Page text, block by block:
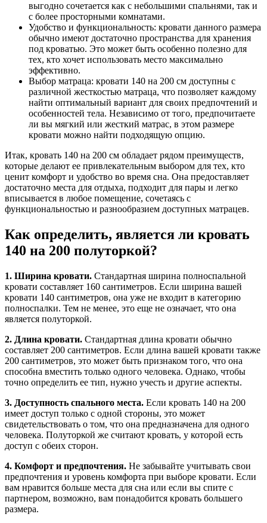
выгодно сочетается как с небольшими спальнями, так и
с более просторными комнатами.
Удобство и функциональность: кровати данного размера
обычно имеют достаточно пространства для хранения
под кроватью. Это может быть особенно полезно для
тех, кто хочет использовать место максимально
эффективно.
Выбор матраца: кровати 140 на 200 см доступны с
различной жесткостью матраца, что позволяет каждому
найти оптимальный вариант для своих предпочтений и
особенностей тела. Независимо от того, предпочитаете
ли вы мягкий или жесткий матрас, в этом размере
кровати можно найти подходящую опцию.
Итак, кровать 140 на 200 см обладает рядом преимуществ,
которые делают ее привлекательным выбором для тех, кто
ценит комфорт и удобство во время сна. Она предоставляет
достаточно места для отдыха, подходит для пары и легко
вписывается в любое помещение, сочетаясь с
функциональностью и разнообразием доступных матрацев.
Как определить, является ли кровать
140 на 200 полуторкой?
1. Ширина кровати. Стандартная ширина полноспальной
кровати составляет 160 сантиметров. Если ширина вашей
кровати 140 сантиметров, она уже не входит в категорию
полноспалки. Тем не менее, это еще не означает, что она
является полуторкой.
2. Длина кровати. Стандартная длина кровати обычно
составляет 200 сантиметров. Если длина вашей кровати также
200 сантиметров, это может быть признаком того, что она
способна вместить только одного человека. Однако, чтобы
точно определить ее тип, нужно учесть и другие аспекты.
3. Доступность спального места. Если кровать 140 на 200
имеет доступ только с одной стороны, это может
свидетельствовать о том, что она предназначена для одного
человека. Полуторкой же считают кровать, у которой есть
доступ с обеих сторон.
4. Комфорт и предпочтения. Не забывайте учитывать свои
предпочтения и уровень комфорта при выборе кровати. Если
вам нравится больше места для сна или если вы спите с
партнером, возможно, вам понадобится кровать большего
размера.